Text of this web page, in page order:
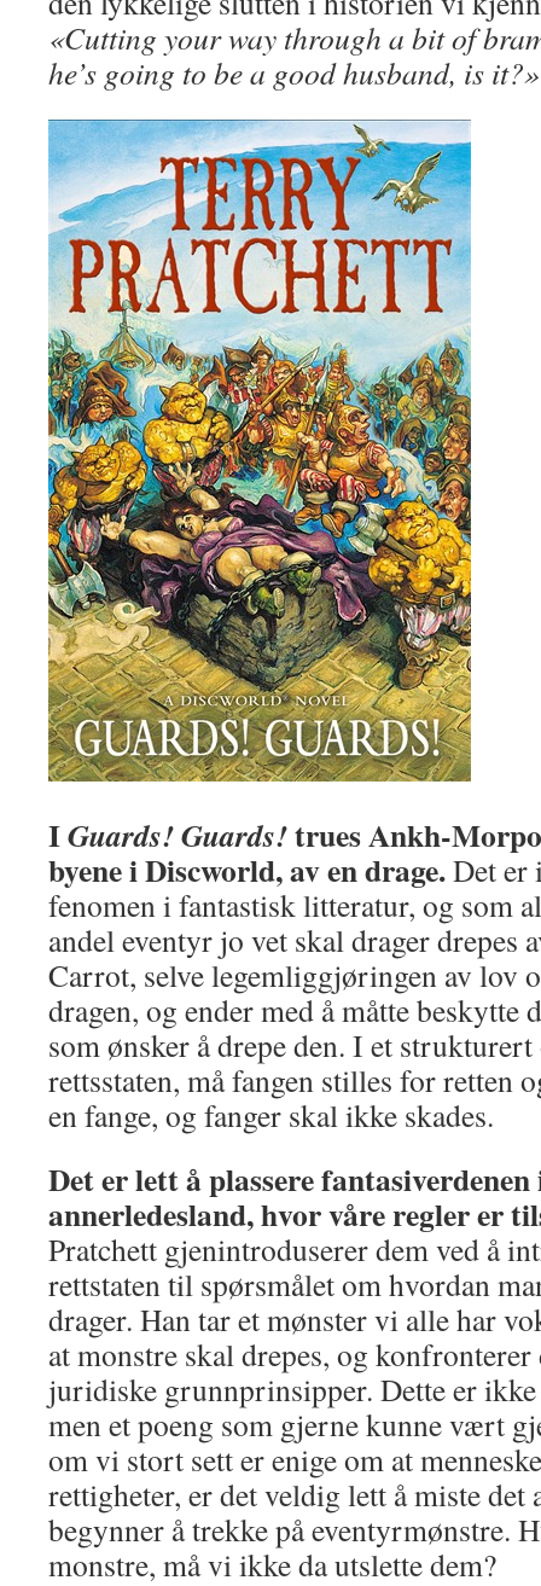
«Cutting your way through a bit of
he’s going to be a good husband, is it?»
IGuards! Guards!trues Ankh-
byene i Discworld, av en drage.Det er
fenomen i fantastisk litteratur, og som
andel eventyr jo vet skal drager drepes
Carrot, selve legemliggjøringen av lov
dragen, og ender med å måtte beskytte
som ønsker å drepe den. I et
rettsstaten, må fangen stilles for retten
en fange, og fanger skal ikke skades.
Det er lett å plassere
annerledesland, hvor våre regler er
Pratchett gjenintroduserer dem ved å
rettstaten til spørsmålet om hvordan
drager. Han tar et mønster vi alle har
at monstre skal drepes, og
juridiske grunnprinsipper. Dette er
men et poeng som gjerne kunne vært
om vi stort sett er enige om at
rettigheter, er det veldig lett å miste det
begynner å trekke på eventyrmønstre.
monstre, må vi ikke da utslette dem?